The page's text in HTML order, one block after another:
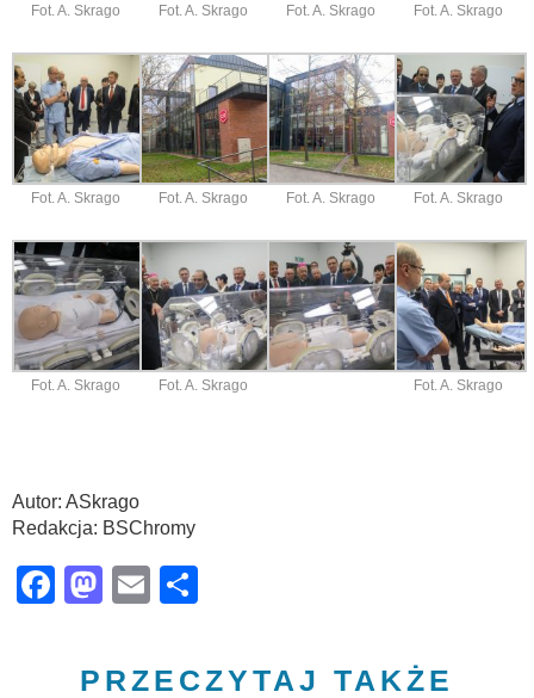
Fot. A. Skrago Fot. A. Skrago Fot. A. Skrago Fot. A. Skrago
Fot. A. Skrago Fot. A. Skrago Fot. A. Skrago Fot. A. Skrago
Fot. A. Skrago Fot. A. Skrago Fot. A. Skrago
Autor: ASkrago
Redakcja: BSChromy
Facebook
Mastodon
Email
PRZECZYTAJ TAKŻE